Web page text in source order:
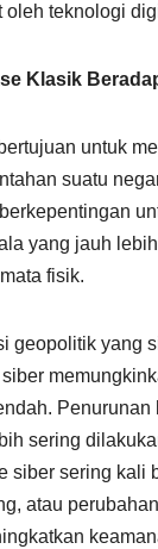
oleh teknologi
Klasik
untuk
suatu
yang jauh
fisik.
geopolitik yang
sering
siber sering
atau